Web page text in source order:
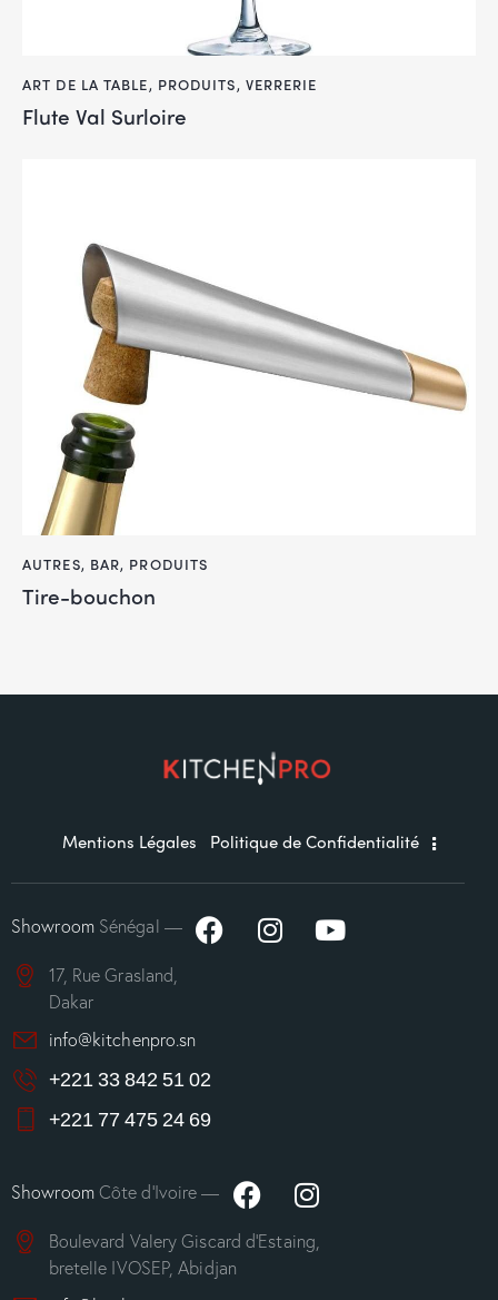
ART DE LA TABLE, PRODUITS, VERRERIE
Flute Val Surloire
AUTRES, BAR, PRODUITS
Tire-bouchon
Mentions Légales Politique de Confidentialité
ShowroomSénégal —
17, Rue Grasland,
Dakar
info@kitchenpro.sn
+221 33 842 51 02
+221 77 475 24 69
ShowroomCôte d’Ivoire —
Boulevard Valery Giscard d’Estaing,
bretelle IVOSEP, Abidjan